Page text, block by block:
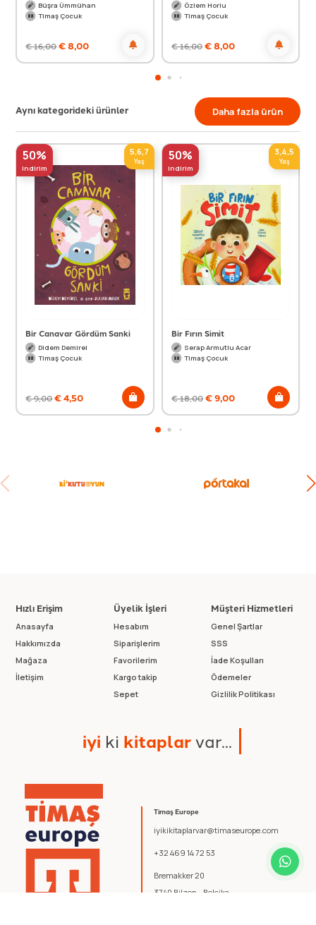
Büşra Ümmühan
Timaş Çocuk
€16,00€8,00
Özlem Horlu
Timaş Çocuk
€16,00€8,00
Aynı kategorideki ürünler Daha fazla ürün
50%
indirim
5,6,7
Yaş
Bir Canavar Gördüm Sanki
Didem Demirel
Timaş Çocuk
€9,00€4,50
50%
indirim
3,4,5
Yaş
Bir Fırın Simit
Serap Armutlu Acar
Timaş Çocuk
€18,00€9,00
Timaş Europe
iyikikitaplarvar@timaseurope.com
+32 469 14 72 53
Bremakker 20
3740 Bilzen - Belçika
Hızlı Erişim
Anasayfa
Hakkımızda
Mağaza
İletişim
Üyelik İşleri
Hesabım
Siparişlerim
Favorilerim
Kargo takip
Sepet
Müşteri Hizmetleri
Genel Şartlar
SSS
İade Koşulları
Ödemeler
Gizlilik Politikası
iyi ki kitaplarvar...